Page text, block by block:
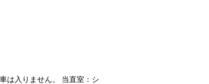
は入りません。 当直室：シ